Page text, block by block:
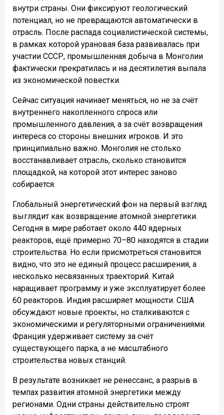
внутри страны. Они фиксируют геологический
потенциал, но не превращаются автоматически в
отрасль. После распада социалистической системы,
в рамках которой урановая база развивалась при
участии СССР, промышленная добыча в Монголии
фактически прекратилась и на десятилетия выпала
из экономической повестки.
Сейчас ситуация начинает меняться, но не за счёт
внутреннего накопленного спроса или
промышленного давления, а за счёт возвращения
интереса со стороны внешних игроков. И это
принципиально важно. Монголия не столько
восстанавливает отрасль, сколько становится
площадкой, на которой этот интерес заново
собирается.
Глобальный энергетический фон на первый взгляд
выглядит как возвращение атомной энергетики.
Сегодня в мире работает около 440 ядерных
реакторов, ещё примерно 70–80 находятся в стадии
строительства. Но если присмотреться становится
видно, что это не единый процесс расширения, а
несколько несвязанных траекторий. Китай
наращивает программу и уже эксплуатирует более
60 реакторов. Индия расширяет мощности. США
обсуждают новые проекты, но сталкиваются с
экономическими и регуляторными ограничениями.
Франция удерживает систему за счёт
существующего парка, а не масштабного
строительства новых станций.
В результате возникает не ренессанс, а разрыв в
темпах развития атомной энергетики между
регионами. Одни страны действительно строят